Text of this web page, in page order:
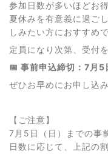
参加日数が多いほどお得
夏休みを有意義に過ご
しみたい方におすすめ
定員になり次第、受付
📅 事前申込締切：7月5
ぜひお早めにお申し込
【ご注意】
7月5日（日）までの事
日数に応じて、上記の